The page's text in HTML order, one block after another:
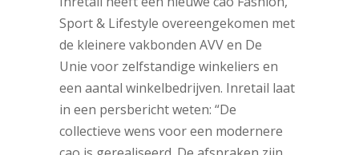
Sport & Lifestyle overeengekomen met
de kleinere vakbonden AVV en De
Unie voor zelfstandige winkeliers en
een aantal winkelbedrijven. Inretail laat
in een persbericht weten: “De
collectieve wens voor een modernere